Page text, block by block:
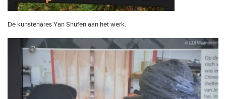
De kunstenares Yan Shufen aan het werk.